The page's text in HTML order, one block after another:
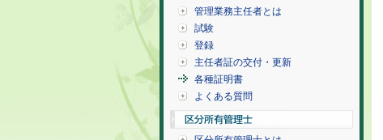
管理業務主任者とは
試験
登録
主任者証の交付・更新
各種証明書
よくある質問